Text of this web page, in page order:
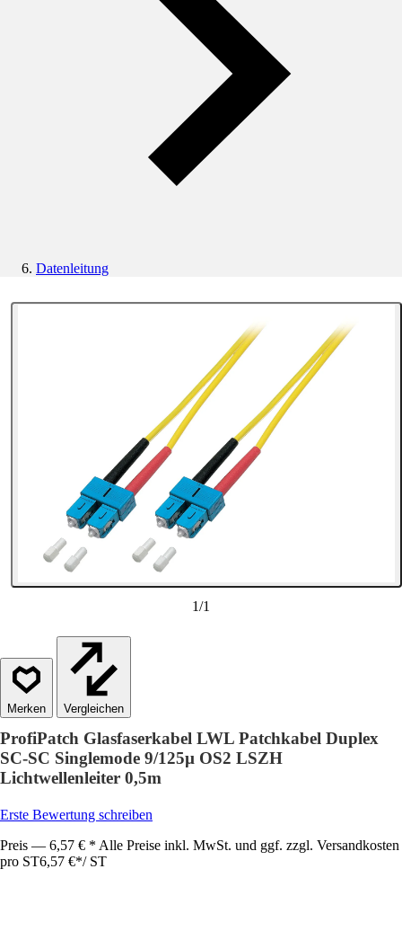
Datenleitung
1/1
Vergleichen
ProfiPatch Glasfaserkabel LWL Patchkabel Duplex
SC-SC Singlemode 9/125µ OS2 LSZH
Lichtwellenleiter 0,5m
Erste Bewertung schreiben
Preis — 6,57 € * Alle Preise inkl. MwSt. und ggf. zzgl. Versandkosten
pro ST6,57 €*/ ST